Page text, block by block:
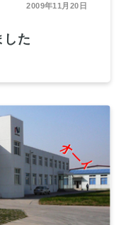
2009年11月20日
した